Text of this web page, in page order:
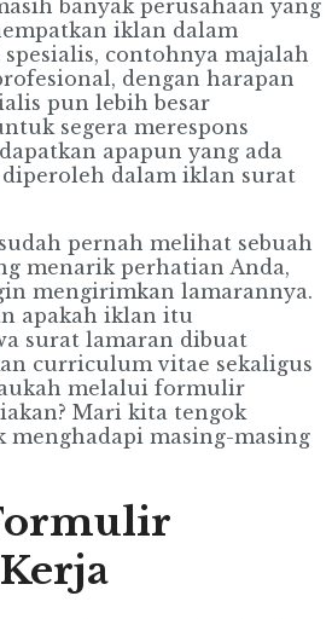
banyak perusahaan yang
iklan dalam
contohnya majalah
dengan harapan
pun lebih besar
segera merespons
apapun yang ada
diperoleh dalam iklan surat
pernah melihat sebuah
menarik perhatian Anda,
mengirimkan lamarannya.
apakah iklan itu
surat lamaran dibuat
curriculum vitae sekaligus
melalui formulir
Mari kita tengok
menghadapi masing-masing